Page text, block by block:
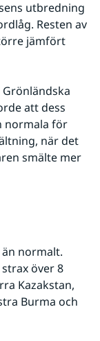
Resten av
jämfört
att dess
normala för
när det
smälte mer
normalt.
över 8
Kazakstan,
Burma och